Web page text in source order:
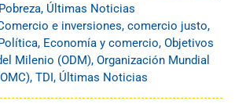
, Últimas Noticias
e inversiones, comercio justo,
, Economía y comercio, Objetivos
Milenio (ODM), Organización Mundial
, TDI, Últimas Noticias